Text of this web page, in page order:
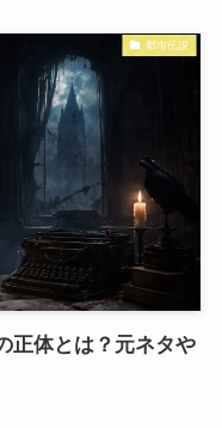
都市伝説
正体とは？元ネタや